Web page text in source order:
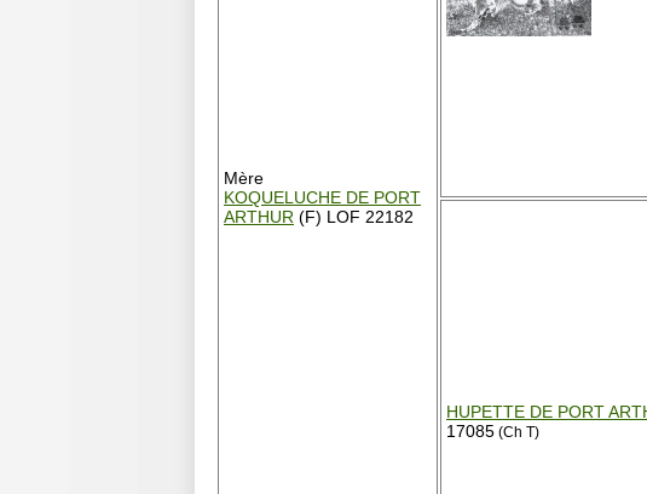
Mère
KOQUELUCHE DE PORT
ARTHUR (F) LOF 22182
HUPETTE DE PORT
17085 (Ch T)